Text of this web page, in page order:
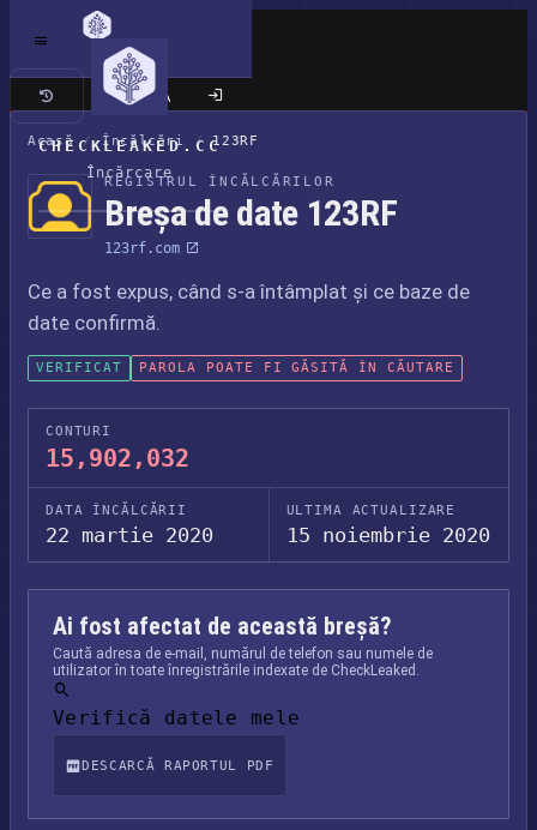
CHECKLEAKED.CC
Încărcare
Site clasic
Acasă / Încălcări / 123RF
REGISTRUL ÎNCĂLCĂRILOR
Breșa de date 123RF
123rf.com
Ce a fost expus, când s-a întâmplat și ce baze de
date confirmă.
VERIFICAT PAROLA POATE FI GĂSITĂ ÎN CĂUTARE
CONTURI
15,902,032
DATA ÎNCĂLCĂRII
22 martie 2020
ULTIMA ACTUALIZARE
15 noiembrie 2020
Ai fost afectat de această breșă?
Caută adresa de e-mail, numărul de telefon sau numele de
utilizator în toate înregistrările indexate de CheckLeaked.
Verifică datele mele
DESCARCĂ RAPORTUL PDF